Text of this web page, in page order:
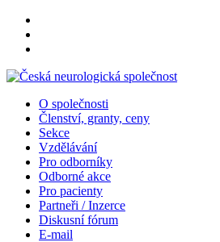
O společnosti
Členství, granty, ceny
Sekce
Vzdělávání
Pro odborníky
Odborné akce
Pro pacienty
Partneři / Inzerce
Diskusní fórum
E-mail